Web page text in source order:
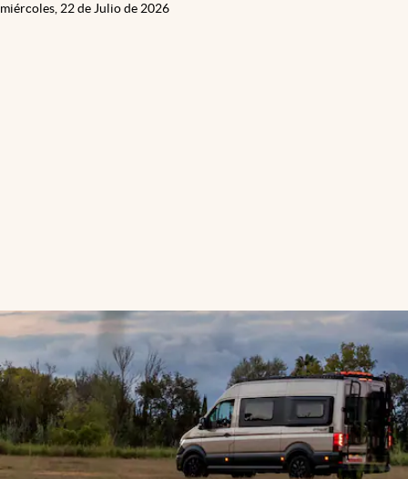
miércoles, 22 de Julio de 2026